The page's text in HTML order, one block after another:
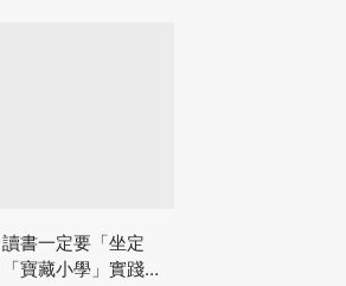
讀書一定要「坐定
寶藏小學」實踐動